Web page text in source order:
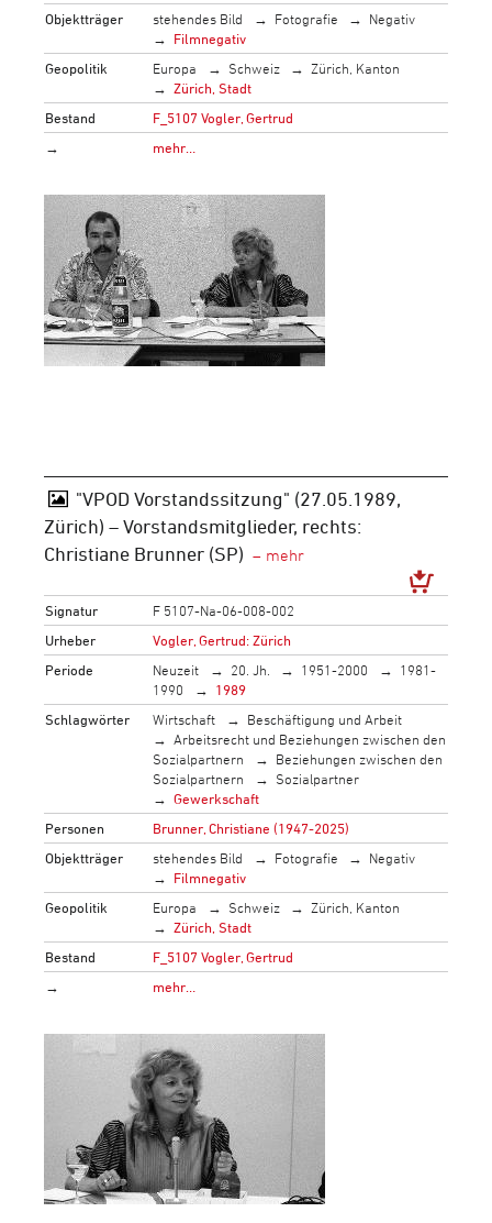
Objektträger
stehendes Bild Fotografie
Negativ
Filmnegativ
Geopolitik
Europa Schweiz
Zürich, Kanton
Zürich, Stadt
Bestand
F_5107 Vogler, Gertrud
→
mehr…
"VPOD Vorstandssitzung" (27.05.1989,
Zürich) – Vorstandsmitglieder, rechts:
Christiane Brunner (SP)
Signatur
F 5107-Na-06-008-002
Urheber
Vogler, Gertrud: Zürich
Periode
Neuzeit 20. Jh. 1951-2000
1981-
1990
1989
Schlagwörter
Wirtschaft
Beschäftigung und Arbeit
Arbeitsrecht und Beziehungen zwischen den
Sozialpartnern
Beziehungen zwischen den
Sozialpartnern
Sozialpartner
Gewerkschaft
Personen
Brunner, Christiane (1947-2025)
Objektträger
stehendes Bild Fotografie
Negativ
Filmnegativ
Geopolitik
Europa Schweiz
Zürich, Kanton
Zürich, Stadt
Bestand
F_5107 Vogler, Gertrud
→
mehr…